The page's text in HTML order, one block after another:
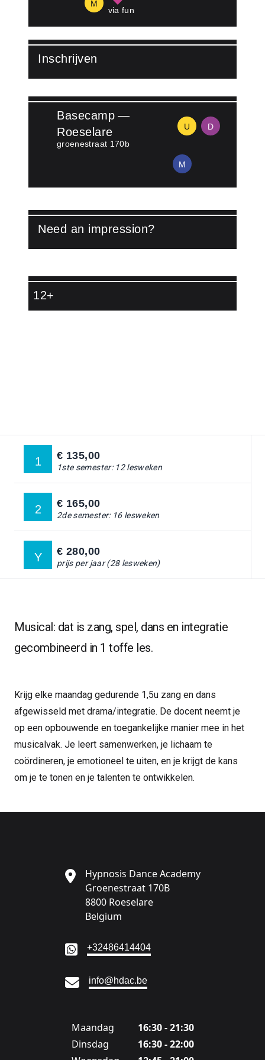
M
via fun
Inschrijven
Lees meer over Inschrijven
Basecamp —
Roeselare
groenestraat 170b
U D
M
Need an impression?
Lees meer over Watch video
12+
1 € 135,00
1ste semester: 12 lesweken
2 € 165,00
2de semester: 16 lesweken
Y € 280,00
prijs per jaar (28 lesweken)
Musical: dat is zang, spel, dans en integratie
gecombineerd in 1 toffe les.
Krijg elke maandag gedurende 1,5u zang en dans
afgewisseld met drama/​integratie. De docent neemt je
op een opbouwende en toegankelijke manier mee in het
musicalvak. Je leert samenwerken, je lichaam te
coördineren, je emotioneel te uiten, en je krijgt de kans
om je te tonen en je talenten te ontwikkelen.
Hypnosis Dance Academy
Groenestraat 170B
8800 Roeselare
Belgium
Ga naar:
+32486414404
Ga naar:
info@hdac.be
Maandag
16:30 - 21:30
Dinsdag
16:30 - 22:00